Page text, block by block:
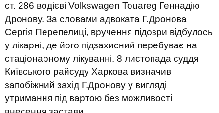
ст. 286 водієві Volkswagen Touareg Геннадію
Дронову. За словами адвоката Г.Дронова
Сергія Перепелиці, вручення підозри відбулось
у лікарні, де його підзахисний перебуває на
стаціонарному лікуванні. 8 листопада суддя
Київського райсуду Харкова визначив
запобіжний захід Г.Дронову у вигляді
утримання під вартою без можливості